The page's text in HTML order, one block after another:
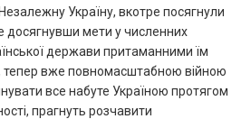
Незалежну Україну, вкотре посягнули
досягнувши мети у численних
держави притаманними їм
тепер вже повномасштабною війною
все набуте Україною протягом
прагнуть розчавити